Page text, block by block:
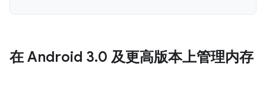
在 Android 3.0 及更高版本上管理内存